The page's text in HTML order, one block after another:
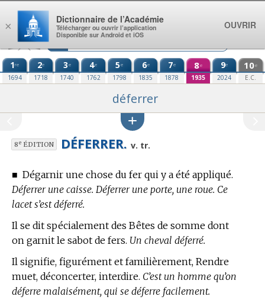
Aller au contenu
1re
1694
2e
1718
3e
1740
4e
1762
5e
1798
6e
1835
7e
1878
8e
1935
9e
2024
10e
E.C.
déferrer
8eÉDITION DÉFERRER. v. tr.
■ Dégarnir une chose du fer qui y a été appliqué.
Déferrer une caisse. Déferrer une porte, une roue. Ce
lacet s’est déferré.
Il se dit spécialement des Bêtes de somme dont
on garnit le sabot de fers. Un cheval déferré.
Il signifie, figurément et familièrement, Rendre
muet, déconcerter, interdire. C’est un homme qu’on
déferre malaisément, qui se déferre facilement.
×
Dictionnaire de l’Académie
Télécharger ou ouvrir l’application
Disponible sur Android et iOS
OUVRIR